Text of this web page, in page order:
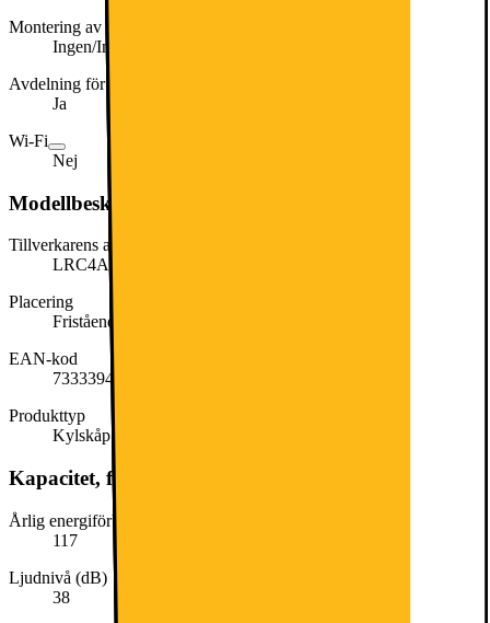
Montering av integrerad dörr
Ingen/Inget
Avdelning för färskvaror
Ja
Wi-Fi
Nej
Modellbeskrivning
Tillverkarens artikelnummer
LRC4AE3W1L
Placering
Fristående
EAN-kod
7333394126685
Produkttyp
Kylskåp
Kapacitet, förbrukning och strömförsörjning
Årlig energiförbrukning (kWh/år)
117
Ljudnivå (dB)
38